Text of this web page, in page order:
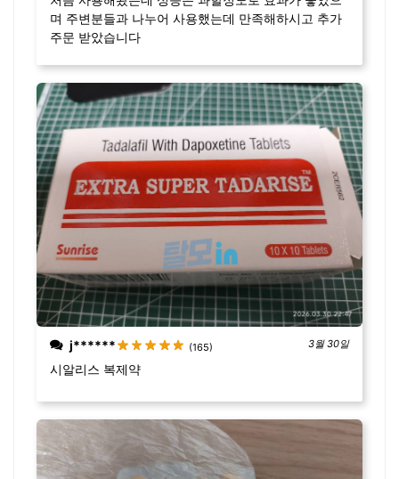
며 주변분들과 나누어 사용했는데 만족해하시고 추가
주문 받았습니다
j****** (165) 3월 30일
시알리스 복제약